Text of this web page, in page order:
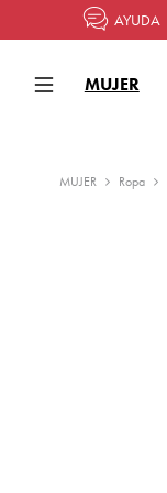
AYUDA
MUJER
MUJER Ropa